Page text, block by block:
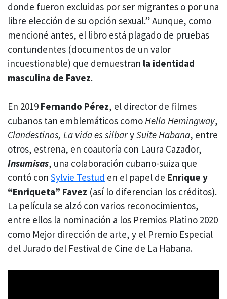
donde fueron excluidas por ser migrantes o por una
libre elección de su opción sexual.” Aunque, como
mencioné antes, el libro está plagado de pruebas
contundentes (documentos de un valor
incuestionable) que demuestran la identidad
masculina de Favez.
En 2019 Fernando Pérez, el director de filmes
cubanos tan emblemáticos como Hello Hemingway,
Clandestinos, La vida es silbarySuite Habana, entre
otros, estrena, en coautoría con Laura Cazador,
Insumisas, una colaboración cubano-suiza que
contó con Sylvie Testud en el papel de Enrique y
“Enriqueta” Favez (así lo diferencian los créditos).
La película se alzó con varios reconocimientos,
entre ellos la nominación a los Premios Platino 2020
como Mejor dirección de arte, y el Premio Especial
del Jurado del Festival de Cine de La Habana.